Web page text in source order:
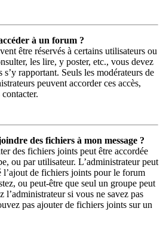
à un forum ?
être réservés à certains utilisateurs ou
les lire, y poster, etc., vous devez
rapportant. Seuls les modérateurs de
peuvent accorder ces accès,
des fichiers à mon message ?
des fichiers joints peut être accordée
ou par utilisateur. L’administrateur peut
l’ajout de fichiers joints pour le forum
ou peut-être que seul un groupe peut
l’administrateur si vous ne savez pas
pas ajouter de fichiers joints sur un